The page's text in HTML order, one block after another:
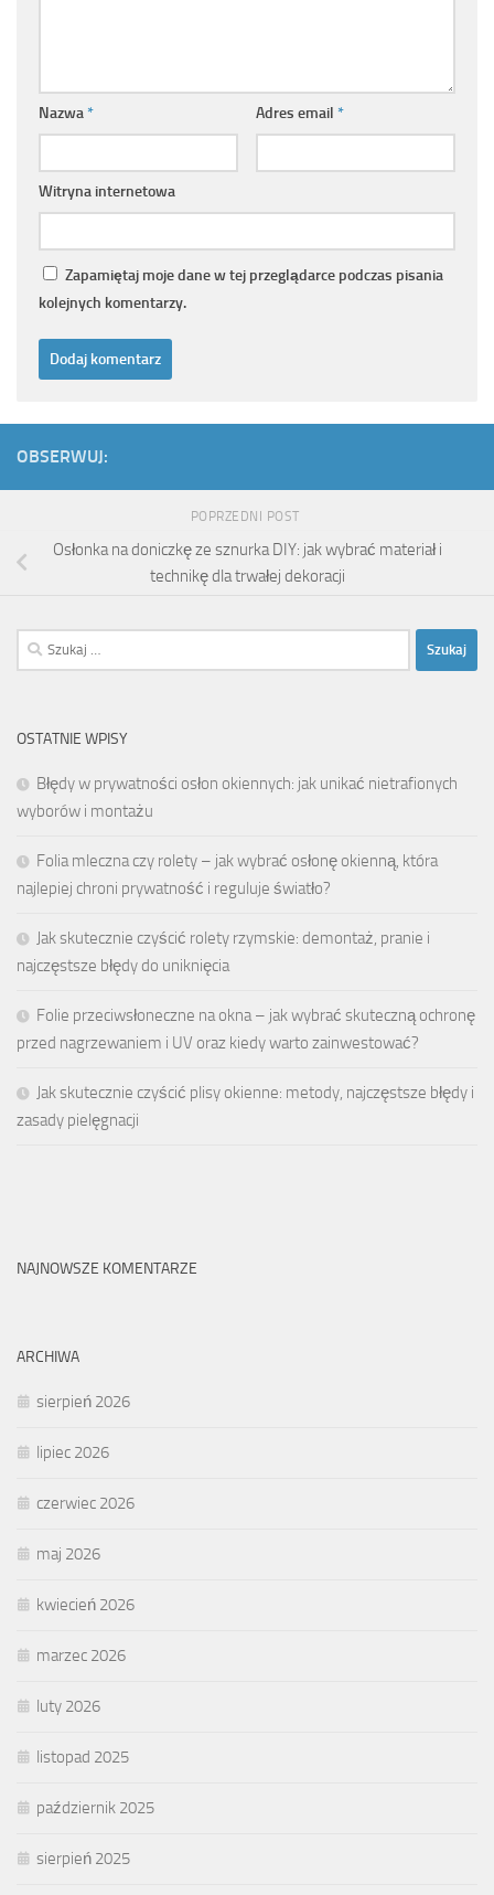
Nazwa* Adres email *
Witryna internetowa
Zapamiętaj moje dane w tej przeglądarce podczas pisania
kolejnych komentarzy.
OBSERWUJ:
POPRZEDNI POST
Osłonka na doniczkę ze sznurka DIY: jak wybrać materiał i
technikę dla trwałej dekoracji
Szukaj:
OSTATNIE WPISY
Błędy w prywatności osłon okiennych: jak unikać nietrafionych
wyborów i montażu
Folia mleczna czy rolety – jak wybrać osłonę okienną, która
najlepiej chroni prywatność i reguluje światło?
Jak skutecznie czyścić rolety rzymskie: demontaż, pranie i
najczęstsze błędy do uniknięcia
Folie przeciwsłoneczne na okna – jak wybrać skuteczną ochronę
przed nagrzewaniem i UV oraz kiedy warto zainwestować?
Jak skutecznie czyścić plisy okienne: metody, najczęstsze błędy i
zasady pielęgnacji
NAJNOWSZE KOMENTARZE
ARCHIWA
sierpień 2026
lipiec 2026
czerwiec 2026
maj 2026
kwiecień 2026
marzec 2026
luty 2026
listopad 2025
październik 2025
sierpień 2025